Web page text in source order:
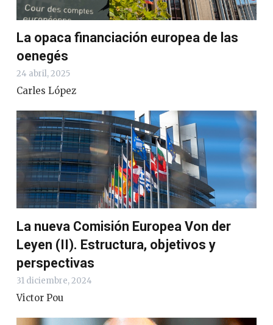
La opaca financiación europea de las
oenegés
24 abril, 2025
Carles López
La nueva Comisión Europea Von der
Leyen (II). Estructura, objetivos y
perspectivas
31 diciembre, 2024
Victor Pou